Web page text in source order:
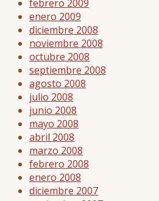
febrero 2009
enero 2009
diciembre 2008
noviembre 2008
octubre 2008
septiembre 2008
agosto 2008
julio 2008
junio 2008
mayo 2008
abril 2008
marzo 2008
febrero 2008
enero 2008
diciembre 2007